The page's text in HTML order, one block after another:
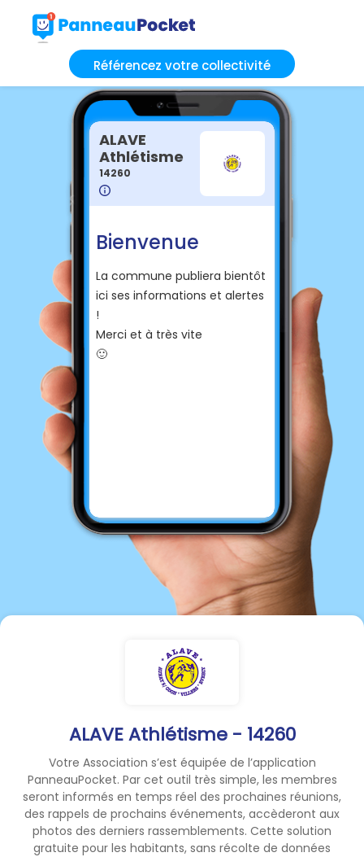
Référencez votre collectivité
ALAVE Athlétisme - 14260
Votre Association s’est équipée de l’application
PanneauPocket. Par cet outil très simple, les membres
seront informés en temps réel des prochaines réunions,
des rappels de prochains événements, accèderont aux
photos des derniers rassemblements. Cette solution
gratuite pour les habitants, sans récolte de données
ALAVE
Athlétisme
14260
Bienvenue
La commune publiera bientôt
ici ses informations et alertes
!
Merci et à très vite
🙂